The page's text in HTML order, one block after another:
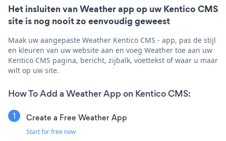
Het insluiten van Weather app op uw Kentico CMS
site is nog nooit zo eenvoudig geweest
Maak uw aangepaste Weather Kentico CMS - app, pas de stijl
en kleuren van uw website aan en voeg Weather toe aan uw
Kentico CMS pagina, bericht, zijbalk, voettekst of waar u maar
wilt op uw site.
How To Add a Weather App on Kentico CMS:
Create a Free Weather App
Start for free now